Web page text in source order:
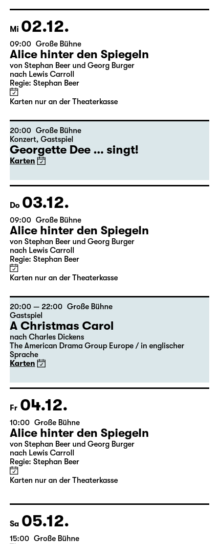
Karten nur an der Theaterkasse
Mi 02.12.
09:00 Große Bühne
Alice hinter den Spiegeln
von Stephan Beer und Georg Burger
Regie: Stephan Beer
Karten nur an der Theaterkasse
Große Bühne
Georgette Dee ... singt!
Karten
Do 03.12.
09:00 Große Bühne
Alice hinter den Spiegeln
von Stephan Beer und Georg Burger
Regie: Stephan Beer
Karten nur an der Theaterkasse
20:00 — 22:00 Große Bühne
Gastspiel
A Christmas Carol
The American Drama Group Europe / in englischer
Sprache
Karten
Fr 04.12.
10:00 Große Bühne
Alice hinter den Spiegeln
von Stephan Beer und Georg Burger
Karten nur an der Theaterkasse